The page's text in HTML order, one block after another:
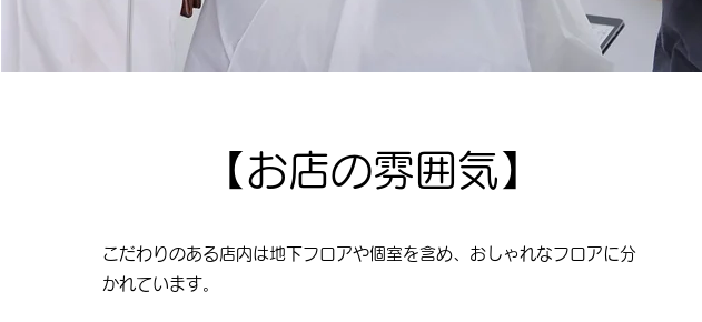
【お店の雰囲気】
こだわりのある店内は地下フロアや個室を含め、おしゃれなフロアに分
かれています。